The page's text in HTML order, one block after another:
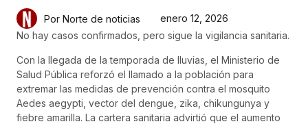
Por Norte de noticias
enero 12, 2026
No hay casos confirmados, pero sigue la vigilancia sanitaria.
Con la llegada de la temporada de lluvias, el Ministerio de
Salud Pública reforzó el llamado a la población para
extremar las medidas de prevención contra el mosquito
Aedes aegypti, vector del dengue, zika, chikungunya y
fiebre amarilla. La cartera sanitaria advirtió que el aumento